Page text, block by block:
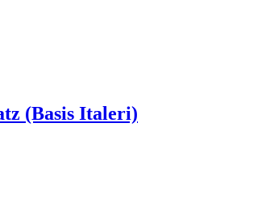
(Basis Italeri)